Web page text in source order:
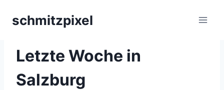
Inhaltschmitzpixel
Letzte Woche in
Salzburg